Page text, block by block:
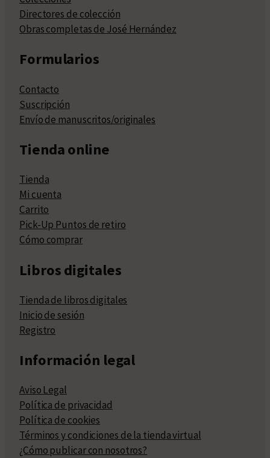
Directores de colección
Obras completas de José Hernández
Formularios
Contacto
Suscripción
Envío de manuscritos/originales
Tienda online
Tienda
Mi cuenta
Carrito
Pick-Up Puntos de retiro
Cómo comprar
Libros digitales
Tienda de libros digitales
Inicio de sesión
Registro
Información legal
Aviso Legal
Política de privacidad
Política de cookies
Términos y condiciones de la tienda virtual
¿Cómo publicar con nosotros?